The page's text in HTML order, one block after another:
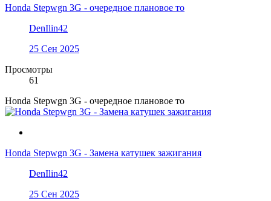
Honda Stepwgn 3G - очередное плановое то
DenIlin42
25 Сен 2025
Просмотры
61
Honda Stepwgn 3G - очередное плановое то
Honda Stepwgn 3G - Замена катушек зажигания
DenIlin42
25 Сен 2025